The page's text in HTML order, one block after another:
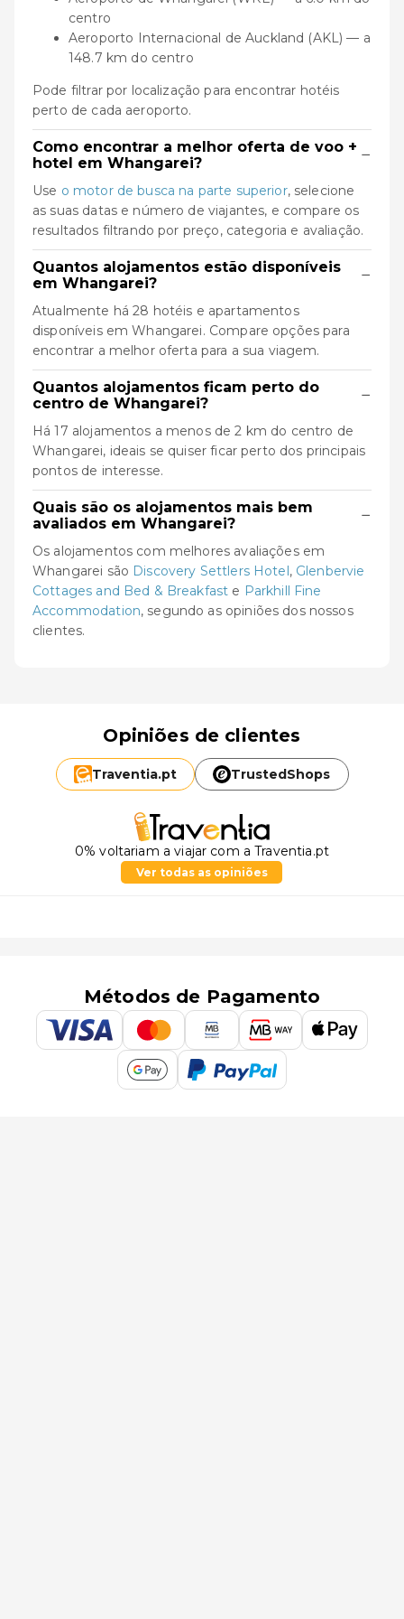
centro
Aeroporto Internacional de Auckland (AKL) — a
148.7 km do centro
Pode filtrar por localização para encontrar hotéis
perto de cada aeroporto.
Como encontrar a melhor oferta de voo +
hotel em Whangarei?
−
Use o motor de busca na parte superior, selecione
as suas datas e número de viajantes, e compare os
resultados filtrando por preço, categoria e avaliação.
Quantos alojamentos estão disponíveis
em Whangarei?
−
Atualmente há 28 hotéis e apartamentos
disponíveis em Whangarei. Compare opções para
encontrar a melhor oferta para a sua viagem.
Quantos alojamentos ficam perto do
centro de Whangarei?
−
Há 17 alojamentos a menos de 2 km do centro de
Whangarei, ideais se quiser ficar perto dos principais
pontos de interesse.
Quais são os alojamentos mais bem
avaliados em Whangarei?
−
Os alojamentos com melhores avaliações em
Whangarei são Discovery Settlers Hotel, Glenbervie
Cottages and Bed & Breakfast e Parkhill Fine
Accommodation, segundo as opiniões dos nossos
clientes.
Opiniões de clientes
Traventia.pt TrustedShops
0% voltariam a viajar com a Traventia.pt
Ver todas as opiniões
Métodos de Pagamento